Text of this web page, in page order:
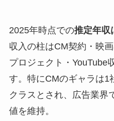
2025年時点での推定年収
収入の柱はCM契約・映
プロジェクト・YouTube
す。特にCMのギャラは1
クラスとされ、広告業界
値を維持。